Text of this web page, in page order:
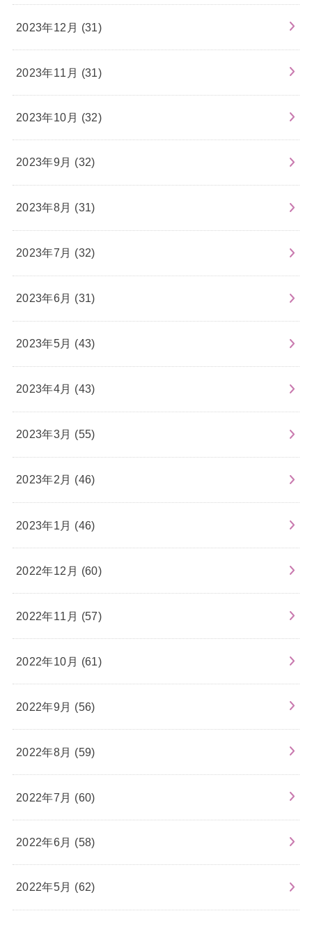
2023年12月 (31)
2023年11月 (31)
2023年10月 (32)
2023年9月 (32)
2023年8月 (31)
2023年7月 (32)
2023年6月 (31)
2023年5月 (43)
2023年4月 (43)
2023年3月 (55)
2023年2月 (46)
2023年1月 (46)
2022年12月 (60)
2022年11月 (57)
2022年10月 (61)
2022年9月 (56)
2022年8月 (59)
2022年7月 (60)
2022年6月 (58)
2022年5月 (62)